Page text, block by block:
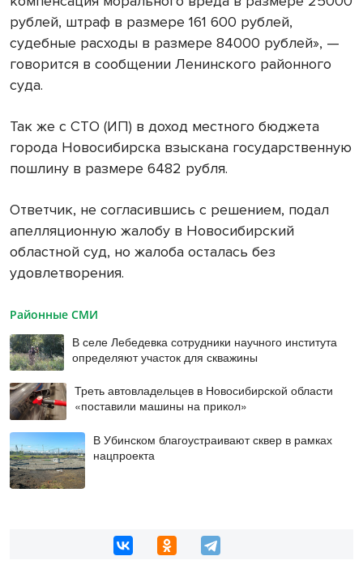
рублей, штраф в размере 161 600 рублей,
судебные расходы в размере 84000 рублей», —
говорится в сообщении Ленинского районного
суда.
Так же с СТО (ИП) в доход местного бюджета
города Новосибирска взыскана государственную
пошлину в размере 6482 рубля.
Ответчик, не согласившись с решением, подал
апелляционную жалобу в Новосибирский
областной суд, но жалоба осталась без
удовлетворения.
Районные СМИ
В селе Лебедевка сотрудники научного института
определяют участок для скважины
Треть автовладельцев в Новосибирской области
«поставили машины на прикол»
В Убинском благоустраивают сквер в рамках
нацпроекта